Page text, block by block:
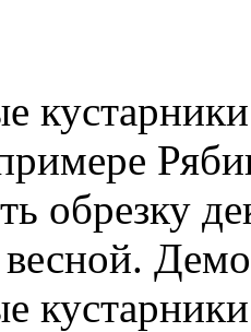
обрезку
весной.